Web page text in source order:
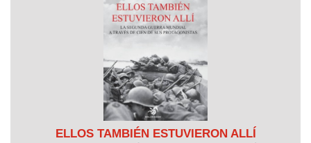
ELLOS TAMBIÉN ESTUVIERON ALLÍ